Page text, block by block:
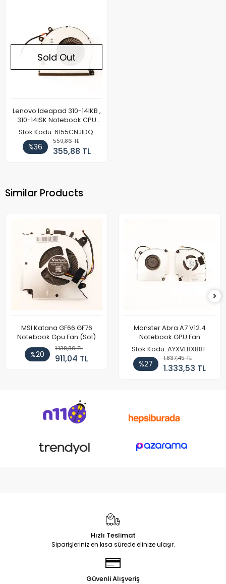
Sold Out
Lenovo Ideapad 310-14IKB ,
310-14ISK Notebook CPU
Fan
Stok Kodu: 6155CNJIDQ
%36
559,86 TL
355,88 TL
Similar Products
MSI Katana GF66 GF76
Notebook Gpu Fan (Sol)
%20
1.138,80 TL
911,04 TL
Monster Abra A7 V12.4
Notebook GPU Fan
Stok Kodu: AYXVLBX881
%27
1.837,45 TL
1.333,53 TL
Hızlı Teslimat
Siparişleriniz en kısa sürede elinize ulaşır.
Güvenli Alışveriş